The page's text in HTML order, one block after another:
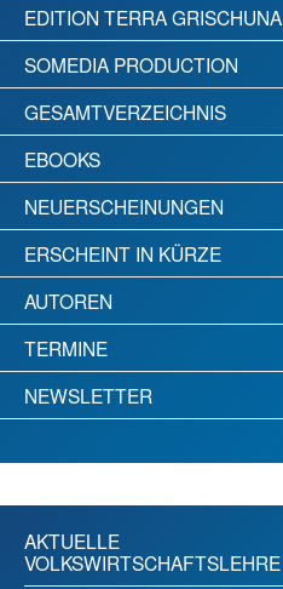
EDITION TERRA GRISCHUNA
SOMEDIA PRODUCTION
GESAMTVERZEICHNIS
EBOOKS
NEUERSCHEINUNGEN
ERSCHEINT IN KÜRZE
AUTOREN
TERMINE
NEWSLETTER
AKTUELLE
VOLKSWIRTSCHAFTSLEHRE